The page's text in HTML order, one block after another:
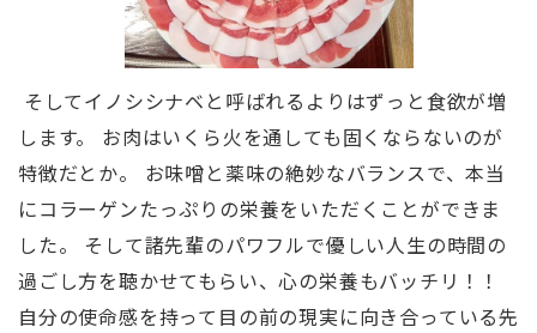
そしてイノシシナベと呼ばれるよりはずっと食欲が増
します。 お肉はいくら火を通しても固くならないのが
特徴だとか。 お味噌と薬味の絶妙なバランスで、本当
にコラーゲンたっぷりの栄養をいただくことができま
した。 そして諸先輩のパワフルで優しい人生の時間の
過ごし方を聴かせてもらい、心の栄養もバッチリ！！
自分の使命感を持って目の前の現実に向き合っている先